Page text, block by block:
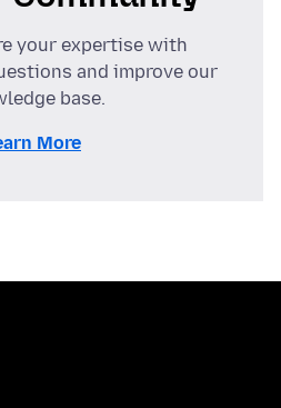
your expertise with
and improve our
base.
More